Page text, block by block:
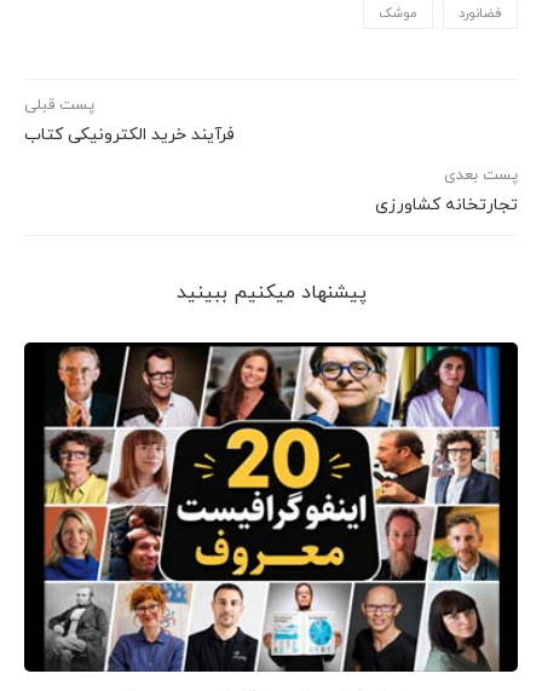
فضانورد موشک
پست قبلی
فرآیند خرید الکترونیکی کتاب
پست بعدی
تجارتخانه کشاورزی
پیشنهاد می‎کنیم ببینید